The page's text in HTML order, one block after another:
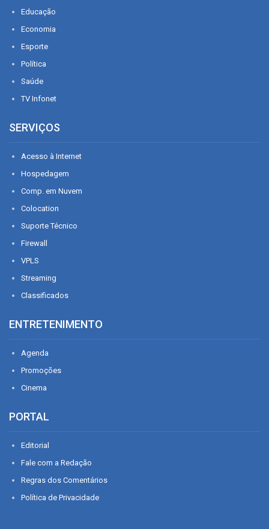
Educação
Economia
Esporte
Política
Saúde
TV Infonet
SERVIÇOS
Acesso à Internet
Hospedagem
Comp. em Nuvem
Colocation
Suporte Técnico
Firewall
VPLS
Streaming
Classificados
ENTRETENIMENTO
Agenda
Promoções
Cinema
PORTAL
Editorial
Fale com a Redação
Regras dos Comentários
Política de Privacidade